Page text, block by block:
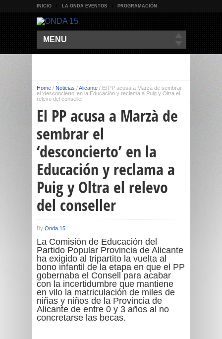
INICIO LA ONDA EVENTOS PROGRAMACIÓN
MENU
Home / Noticias /Alicante / El PP acusa a Marzà de sembrar
el ‘desconcierto’ en la Educación y reclama a Puig y Oltra el
relevo del conseller
El PP acusa a Marzà de
sembrar el
‘desconcierto’ en la
Educación y reclama a
Puig y Oltra el relevo
del conseller
By Onda 15
La Comisión de Educación del
Partido Popular Provincia de Alicante
ha exigido al tripartito la vuelta al
bono infantil de la etapa en que el PP
gobernaba el Consell para acabar
con la incertidumbre que mantiene
en vilo la matriculación de miles de
niñas y niños de la Provincia de
Alicante de entre 0 y 3 años al no
concretarse las becas.